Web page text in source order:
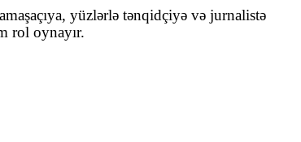
yüzlərlə tənqidçiyə və jurnalistə
rol oynayır.